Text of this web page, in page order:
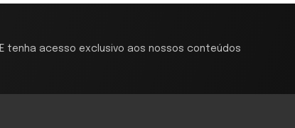
E tenha acesso exclusivo aos nossos conteúdos